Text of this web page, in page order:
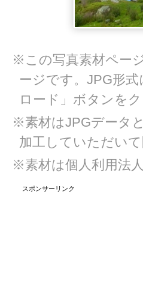
※この写真素材ペー
ージです。JPG形
ロード」ボタンを
※素材はJPGデータ
加工していただいて
※素材は個人利用法
スポンサーリンク